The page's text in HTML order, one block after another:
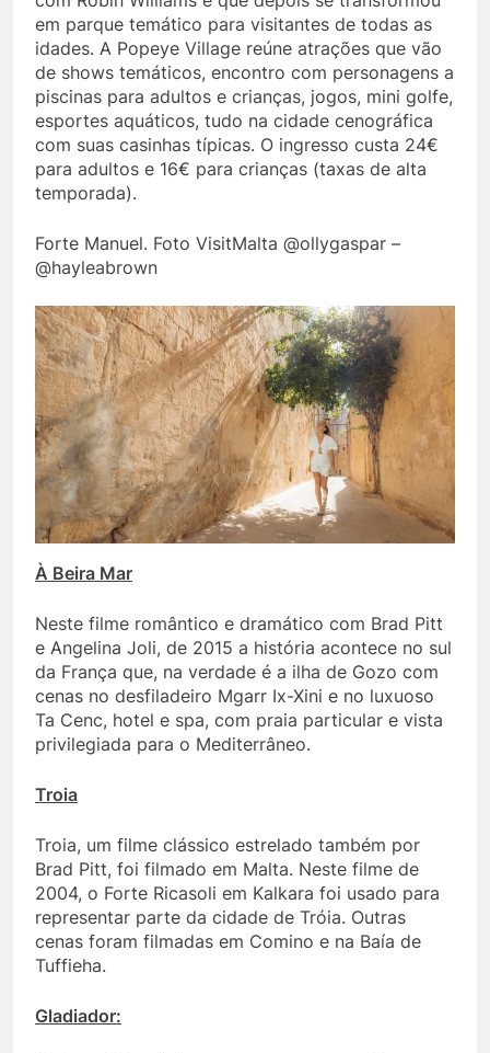
em parque temático para visitantes de todas as
idades. A Popeye Village reúne atrações que vão
de shows temáticos, encontro com personagens a
piscinas para adultos e crianças, jogos, mini golfe,
esportes aquáticos, tudo na cidade cenográfica
com suas casinhas típicas. O ingresso custa 24€
para adultos e 16€ para crianças (taxas de alta
temporada).
Forte Manuel. Foto VisitMalta @ollygaspar –
@hayleabrown
À Beira Mar
Neste filme romântico e dramático com Brad Pitt
e Angelina Joli, de 2015 a história acontece no sul
da França que, na verdade é a ilha de Gozo com
cenas no desfiladeiro Mgarr Ix-Xini e no luxuoso
Ta Cenc, hotel e spa, com praia particular e vista
privilegiada para o Mediterrâneo.
Troia
Troia, um filme clássico estrelado também por
Brad Pitt, foi filmado em Malta. Neste filme de
2004, o Forte Ricasoli em Kalkara foi usado para
representar parte da cidade de Tróia. Outras
cenas foram filmadas em Comino e na Baía de
Tuffieha.
Gladiador: